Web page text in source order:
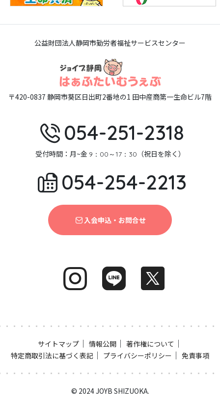
公益財団法人静岡市勤労者福祉サービスセンター
〒420-0837 静岡市葵区日出町2番地の1 田中産商第一生命ビル7階
054-251-2318
受付時間：月~金 9：00～17：30 （祝日を除く）
054-254-2213
入会申込・お問合せ
サイトマップ ｜ 情報公開 ｜ 著作権について ｜
特定商取引法に基づく表記 ｜ プライバシーポリシー ｜ 免責事項
© 2024 JOYB SHIZUOKA.